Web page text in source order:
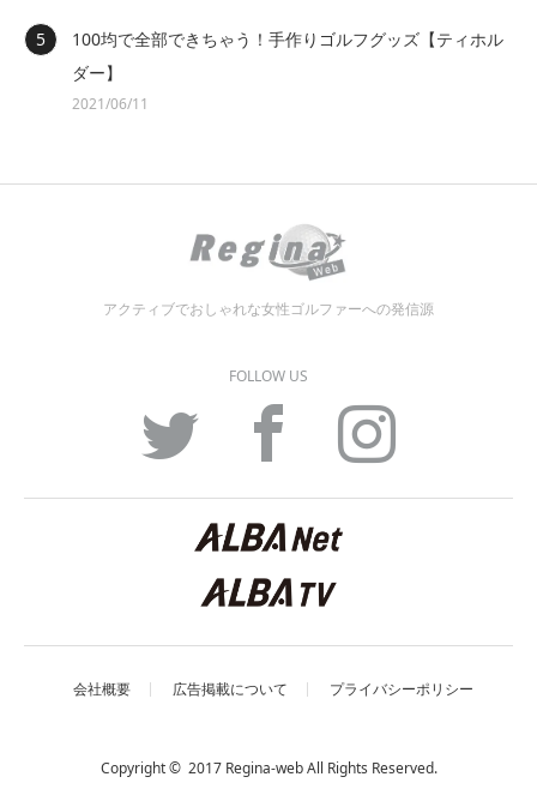
100均で全部できちゃう！手作りゴルフグッズ【ティホル
ダー】
2021/06/11
アクティブでおしゃれな女性ゴルファーへの発信源
FOLLOW US
Facebook Instagram
会社概要 広告掲載について プライバシーポリシー
Copyright © 2017 Regina-web All Rights Reserved.